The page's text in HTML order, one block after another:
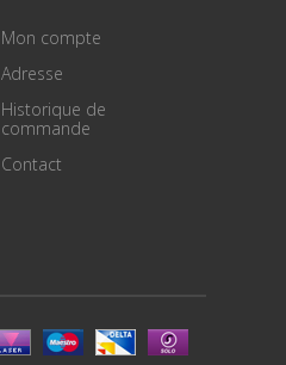
Mon compte
Adresse
Historique de
commande
Contact